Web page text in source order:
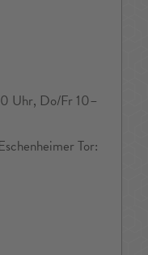
Uhr, Do/Fr 10–
Tor: